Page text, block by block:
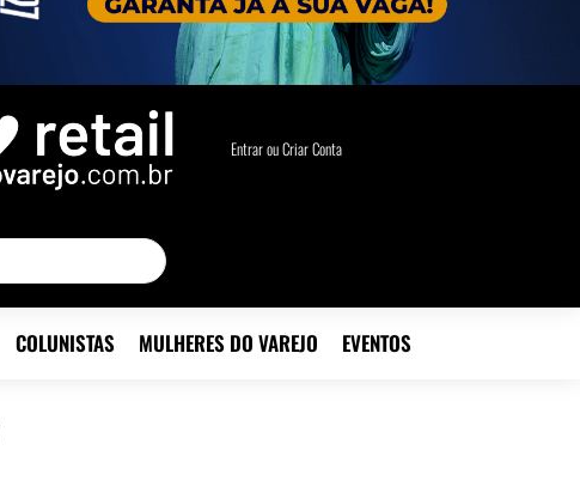
Entrar ou Criar Conta
COLUNISTAS MULHERES DO VAREJO EVENTOS